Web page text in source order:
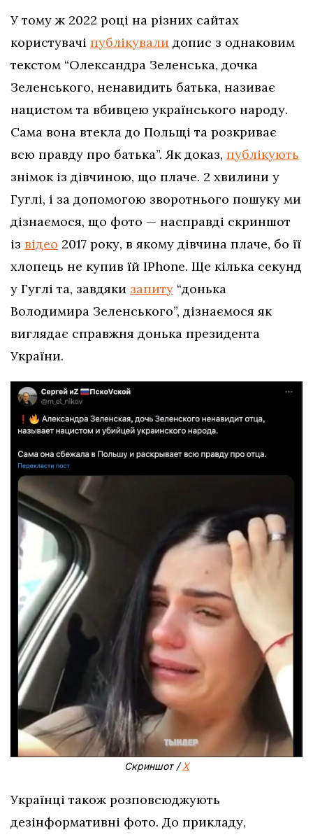
У тому ж 2022 році на різних сайтах
користувачі публікували допис з однаковим
текстом “Олександра Зеленська, дочка
Зеленського, ненавидить батька, називає
нацистом та вбивцею українського народу.
Сама вона втекла до Польщі та розкриває
всю правду про батька”. Як доказ, публікують
знімок із дівчиною, що плаче. 2 хвилини у
Гуглі, і за допомогою зворотнього пошуку ми
дізнаємося, що фото — насправді скриншот
із відео 2017 року, в якому дівчина плаче, бо її
хлопець не купив їй IPhone. Ще кілька секунд
у Гуглі та, завдяки запиту “донька
Володимира Зеленського”, дізнаємося як
виглядає справжня донька президента
України.
Скриншот /Х
Українці також розповсюджують
дезінформативні фото. До прикладу,